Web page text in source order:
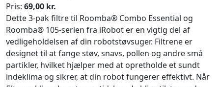
Pris: 69,00 kr.
Dette 3-pak filtre til Roomba® Combo Essential og
Roomba® 105-serien fra iRobot er en vigtig del af
vedligeholdelsen af din robotstøvsuger. Filtrene er
designet til at fange støv, snavs, pollen og andre små
partikler, hvilket hjælper med at opretholde et sundt
indeklima og sikrer, at din robot fungerer effektivt. Når